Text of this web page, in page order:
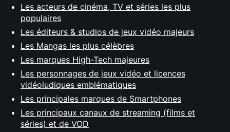
Les acteurs de cinéma, TV et séries les plus
populaires
Les éditeurs & studios de jeux vidéo majeurs
Les Mangas les plus célèbres
Les marques High-Tech majeures
Les personnages de jeux vidéo et licences
vidéoludiques emblématiques
Les principales marques de Smartphones
Les principaux canaux de streaming (films et
séries) et de VOD